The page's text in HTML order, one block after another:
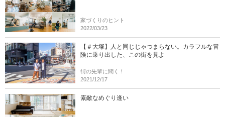
家づくりのヒント
2022/03/23
【＃大塚】人と同じじゃつまらない。カラフルな冒
険に乗り出した、この街を見よ
街の先輩に聞く！
2021/12/17
素敵なめぐり逢い